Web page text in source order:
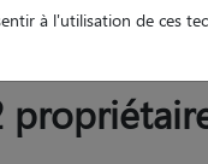
à l'utilisation de ces